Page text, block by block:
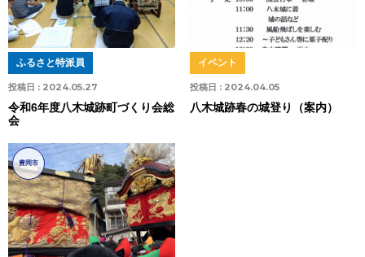
投稿日 : 2024.05.27
ふるさと特派員
令和6年度八木城跡町づくり会総
会
投稿日 : 2024.04.05
イベント
八木城跡春の城登り（案内）
豊岡市